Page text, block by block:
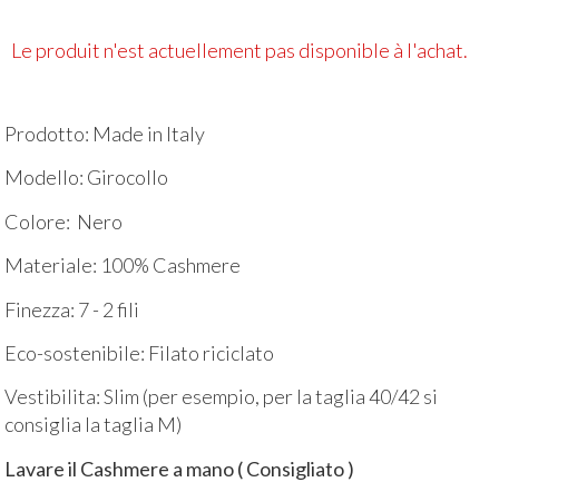
Le produit n'est actuellement pas disponible à l'achat.
Prodotto: Made in Italy
Modello: Girocollo
Colore: Nero
Materiale: 100% Cashmere
Finezza: 7 - 2 fili
Eco-sostenibile: Filato riciclato
Vestibilita: Slim (per esempio, per la taglia 40/42 si
consiglia la taglia M)
Lavare il Cashmere a mano ( Consigliato )